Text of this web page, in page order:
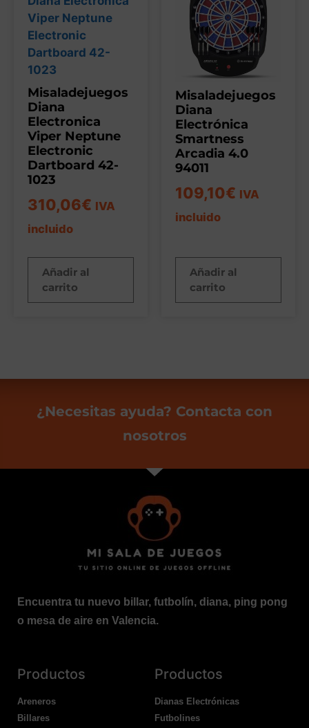
Misaladejuegos
Diana
Electronica
Viper Neptune
Electronic
Dartboard 42-
1023
310,06€ IVA
incluido
Añadir al
carrito
Misaladejuegos
Diana
Electrónica
Smartness
Arcadia 4.0
94011
109,10€ IVA
incluido
Añadir al
carrito
¿Necesitas ayuda? Contacta con
nosotros
Encuentra tu nuevo billar, futbolín, diana, ping pong
o mesa de aire en Valencia.
Productos
Areneros
Billares
Productos
Dianas Electrónicas
Futbolines